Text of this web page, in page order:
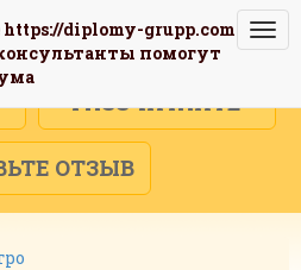
https://diplomy-grupp.com
помогут
РАССЧИТАЙТЕ
ОТЗЫВ